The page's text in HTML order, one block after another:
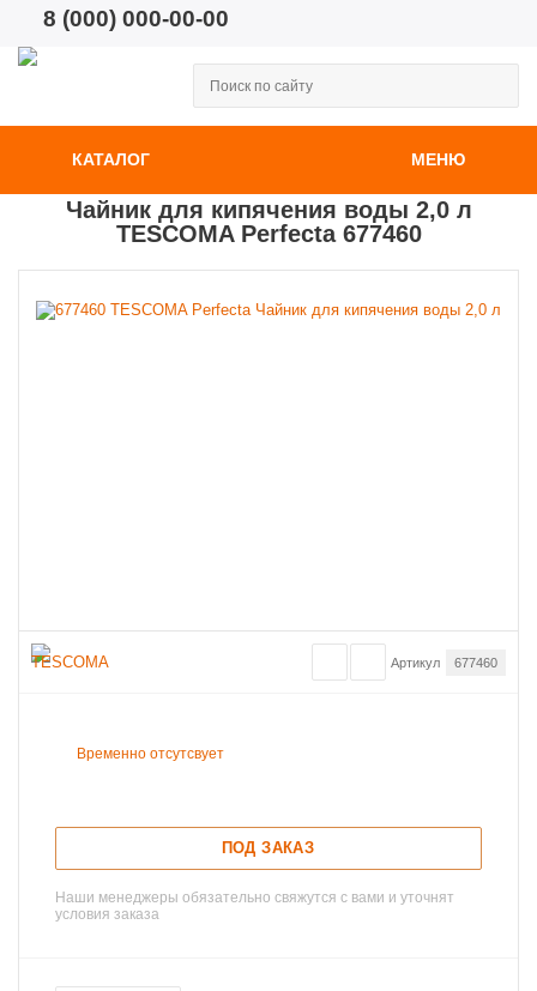
8 (000) 000-00-00
КАТАЛОГ МЕНЮ
Чайник для кипячения воды 2,0 л
TESCOMA Perfecta 677460
Артикул 677460
Временно отсутсвует
ПОД ЗАКАЗ
Наши менеджеры обязательно свяжутся с вами и уточнят
условия заказа